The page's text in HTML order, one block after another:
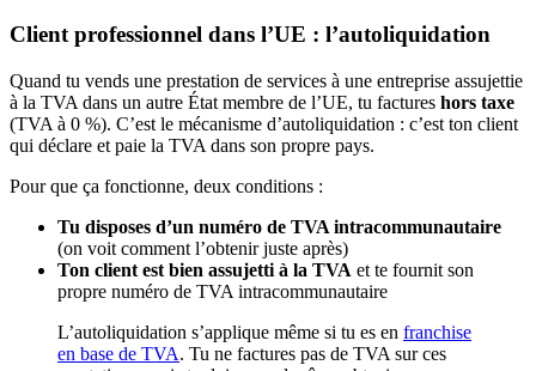
Client professionnel dans l’UE : l’autoliquidation
Quand tu vends une prestation de services à une entreprise assujettie
à la TVA dans un autre État membre de l’UE, tu factures hors taxe
(TVA à 0 %). C’est le mécanisme d’autoliquidation : c’est ton client
qui déclare et paie la TVA dans son propre pays.
Pour que ça fonctionne, deux conditions :
Tu disposes d’un numéro de TVA intracommunautaire
(on voit comment l’obtenir juste après)
Ton client est bien assujetti à la TVA et te fournit son
propre numéro de TVA intracommunautaire
L’autoliquidation s’applique même si tu es en franchise
en base de TVA. Tu ne factures pas de TVA sur ces